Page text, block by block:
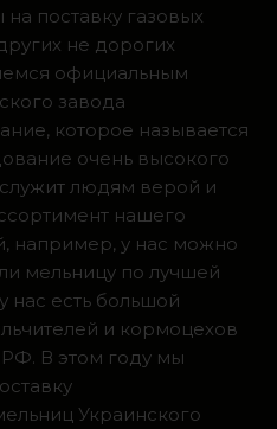
поставку газовых
не дорогих
официальным
завода
которое называется
очень высокого
людям верой и
нашего
например, у нас можно
мельницу по лучшей
нас есть большой
и кормоцехов
РФ. В этом году мы
Украинского